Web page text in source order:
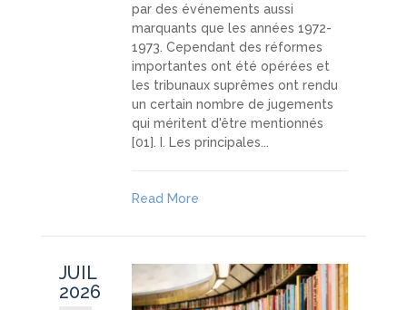
par des événements aussi
marquants que les années 1972-
1973. Cependant des réformes
importantes ont été opérées et
les tribunaux suprêmes ont rendu
un certain nombre de jugements
qui méritent d'être mentionnés
[01]. I. Les principales...
Read More
JUIL
2026